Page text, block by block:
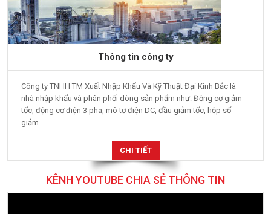
Thông tin công ty
Công ty TNHH TM Xuất Nhập Khẩu Và Kỹ Thuật Đại Kinh Bắc là
nhà nhập khẩu và phân phối dòng sản phẩm như: Động cơ giảm
tốc, động cơ điện 3 pha, mô tơ điện DC, đầu giảm tốc, hộp số
giảm...
CHI TIẾT
KÊNH YOUTUBE CHIA SẺ THÔNG TIN